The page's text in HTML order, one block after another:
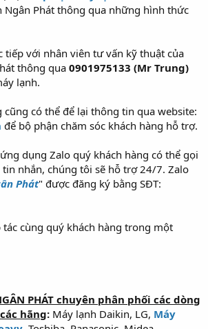
Ngân Phát thông qua những hình thức
tiếp với nhân viên tư vấn kỹ thuật của
thông qua 0901975133 (Mr Trung)
lạnh.
cũng có thể để lại thông tin qua website:
để bộ phận chăm sóc khách hàng hỗ trợ.
dụng Zalo quý khách hàng có thể gọi
nhắn, chúng tôi sẽ hỗ trợ 24/7. Zalo
Phát" được đăng ký bằng SĐT:
cùng quý khách hàng trong một
PHÁT chuyên phân phối các dòng
hãng: Máy lạnh Daikin, LG, Máy